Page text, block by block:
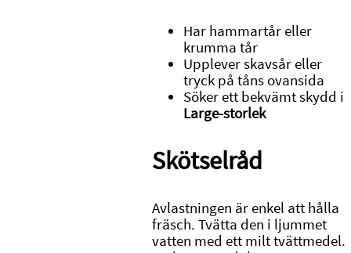
Har hammartår eller
krumma tår
Upplever skavsår eller
tryck på tåns ovansida
Söker ett bekvämt skydd i
Large-storlek
Skötselråd
Avlastningen är enkel att hålla
fräsch. Tvätta den i ljummet
vatten med ett milt tvättmedel.